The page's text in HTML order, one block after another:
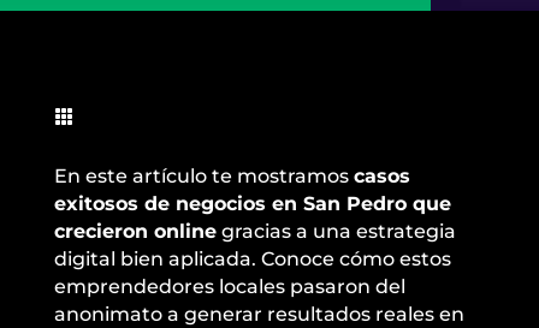

En este artículo te mostramos casos
exitosos de negocios en San Pedro que
crecieron onlinegracias a una estrategia
digital bien aplicada. Conoce cómo estos
emprendedores locales pasaron del
anonimato a generar resultados reales en